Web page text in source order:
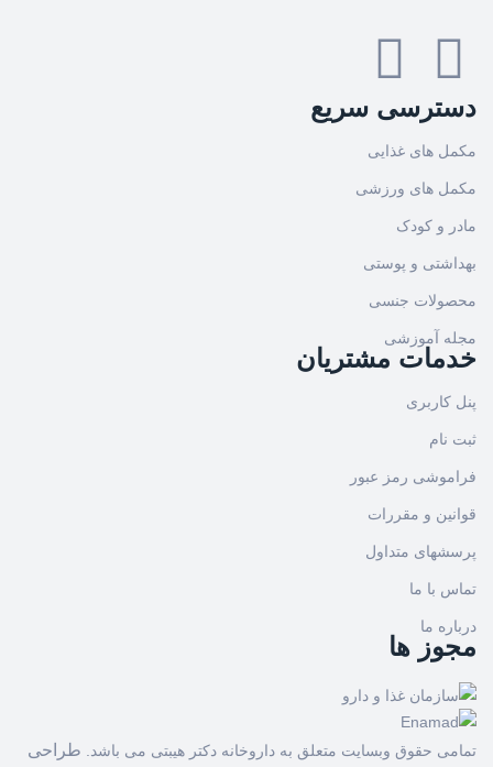
دسترسی سریع
مکمل های غذایی
مکمل های ورزشی
مادر و کودک
بهداشتی و پوستی
محصولات جنسی
مجله آموزشی
خدمات مشتریان
پنل کاربری
ثبت نام
فراموشی رمز عبور
قوانین و مقررات
پرسشهای متداول
تماس با ما
درباره ما
مجوز ها
تمامی حقوق وبسایت متعلق به داروخانه دکتر هیبتی می باشد. طراحی